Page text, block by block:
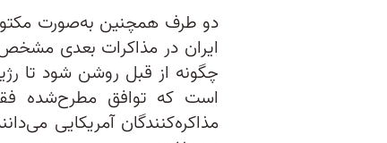
دو طرف همچنین به‌صورت
ایران در مذاکرات بعدی
چگونه از قبل روشن شود تا
است که توافق مطرح‌شده